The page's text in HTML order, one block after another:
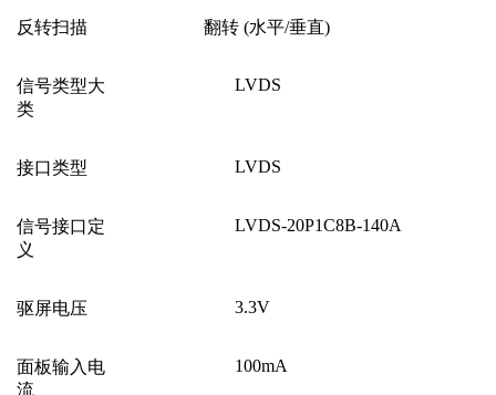
反转扫描 翻转 (水平/垂直)
信号类型大
类
LVDS
接口类型 LVDS
信号接口定
义
LVDS-20P1C8B-140A
驱屏电压 3.3V
面板输入电
流
100mA